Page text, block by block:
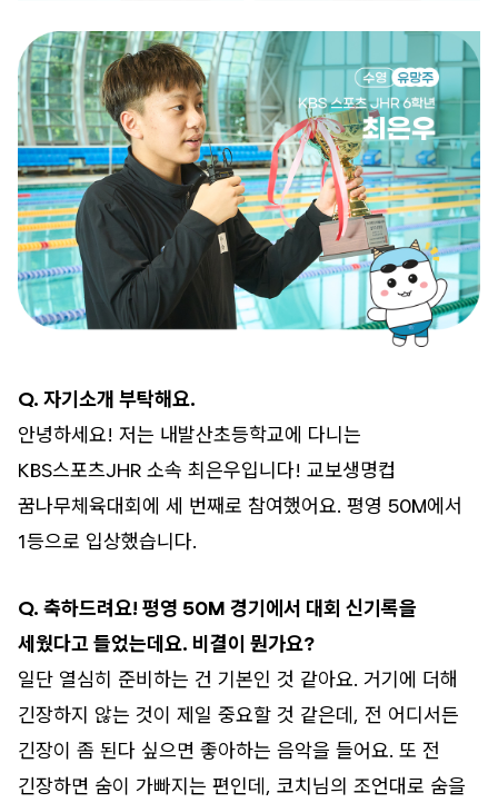
Q. 자기소개 부탁해요.
안녕하세요! 저는 내발산초등학교에 다니는
KBS스포츠JHR 소속 최은우입니다! 교보생명컵
꿈나무체육대회에 세 번째로 참여했어요. 평영 50M에서
1등으로 입상했습니다.
Q. 축하드려요! 평영 50M 경기에서 대회 신기록을
세웠다고 들었는데요. 비결이 뭔가요?
일단 열심히 준비하는 건 기본인 것 같아요. 거기에 더해
긴장하지 않는 것이 제일 중요할 것 같은데, 전 어디서든
긴장이 좀 된다 싶으면 좋아하는 음악을 들어요. 또 전
긴장하면 숨이 가빠지는 편인데, 코치님의 조언대로 숨을